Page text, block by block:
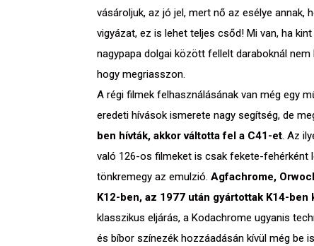
vásároljuk, az jó jel, mert nő az esélye annak,
vigyázat, ez is lehet teljes csőd! Mi van, ha
nagypapa dolgai között fellelt daraboknál
hogy megriasszon.
A régi filmek felhasználásának van még egy
eredeti hívások ismerete nagy segítség, de
ben hívták, akkor váltotta fel a C41-et. Az
való 126-os filmeket is csak fekete-fehérként
tönkremegy az emulzió. Agfachrome,
K12-ben, az 1977 után gyártottak K14-
klasszikus eljárás, a Kodachrome ugyanis
és bíbor színezék hozzáadásán kívül még be